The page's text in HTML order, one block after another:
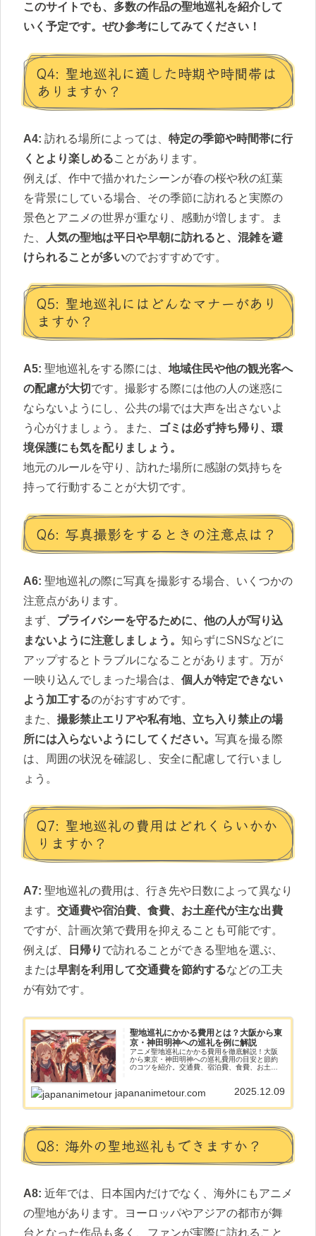
このサイトでも、多数の作品の聖地巡礼を紹介して
いく予定です。ぜひ参考にしてみてください！
Q4: 聖地巡礼に適した時期や時間帯は
ありますか？
A4: 訪れる場所によっては、 特定の季節や時間帯に行
くとより楽しめることがあります。
例えば、作中で描かれたシーンが春の桜や秋の紅葉
を背景にしている場合、その季節に訪れると実際の
景色とアニメの世界が重なり、感動が増します。ま
た、
人気の聖地は平日や早朝に訪れると、混雑を避
けられることが多いのでおすすめです。
Q5: 聖地巡礼にはどんなマナーがあり
ますか？
A5: 聖地巡礼をする際には、 地域住民や他の観光客へ
の配慮が大切 です。撮影する際には他の人の迷惑に
ならないようにし、公共の場では大声を出さないよ
う心がけましょう。また、
ゴミは必ず持ち帰り、環
境保護にも気を配りましょう。
地元のルールを守り、訪れた場所に感謝の気持ちを
持って行動することが大切です。
Q6: 写真撮影をするときの注意点は？
A6: 聖地巡礼の際に写真を撮影する場合、いくつかの
注意点があります。
まず、 プライバシーを守るために、他の人が写り込
まないように注意しましょう。 知らずにSNSなどに
アップするとトラブルになることがあります。万が
一映り込んでしまった場合は、 個人が特定できない
よう加工するのがおすすめです。
また、 撮影禁止エリアや私有地、立ち入り禁止の場
所には入らないようにしてください。 写真を撮る際
は、周囲の状況を確認し、安全に配慮して行いまし
ょう。
Q7: 聖地巡礼の費用はどれくらいかか
りますか？
A7: 聖地巡礼の費用は、行き先や日数によって異なり
ます。 交通費や宿泊費、食費、お土産代が主な出費
ですが、計画次第で費用を抑えることも可能です。
例えば、
日帰り で訪れることができる聖地を選ぶ、
または早割を利用して交通費を節約するなどの工夫
が有効です。
聖地巡礼にかかる費用とは？大阪から東
京・神田明神への巡礼を例に解説
アニメ聖地巡礼にかかる費用を徹底解説！大阪
から東京・神田明神への巡礼費用の目安と節約
のコツを紹介。交通費、宿泊費、食費、お土産
japananimetour.com 2025.12.09
Q8: 海外の聖地巡礼もできますか？
A8: 近年では、日本国内だけでなく、海外にもアニメ
の聖地があります。ヨーロッパやアジアの都市が舞
台となった作品も多く、ファンが実際に訪れること